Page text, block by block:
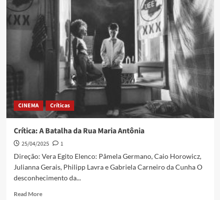
CINEMA Críticas
Crítica: A Batalha da Rua Maria Antônia
25/04/2025
1
Direção: Vera Egito Elenco: Pâmela Germano, Caio Horowicz,
Julianna Gerais, Philipp Lavra e Gabriela Carneiro da Cunha O
desconhecimento da...
Read More